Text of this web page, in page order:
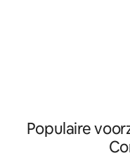
Populaire